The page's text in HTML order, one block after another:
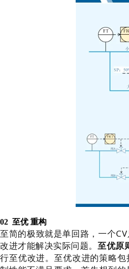
02 至优 重构
至简的极致就是单回路，一个
改进才能解决实际问题。至优原
行至优改进。至优改进的策略